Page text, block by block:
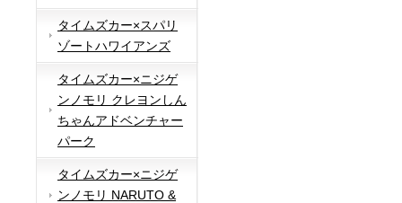
タイムズカー×スパリ
ゾートハワイアンズ
タイムズカー×ニジゲ
ンノモリ クレヨンしん
ちゃんアドベンチャー
パーク
タイムズカー×ニジゲ
ンノモリ NARUTO &